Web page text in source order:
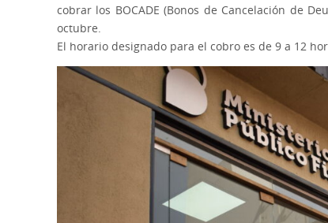
cobrar los BOCADE (Bonos de Cancelación de
octubre.
El horario designado para el cobro es de 9 a 12